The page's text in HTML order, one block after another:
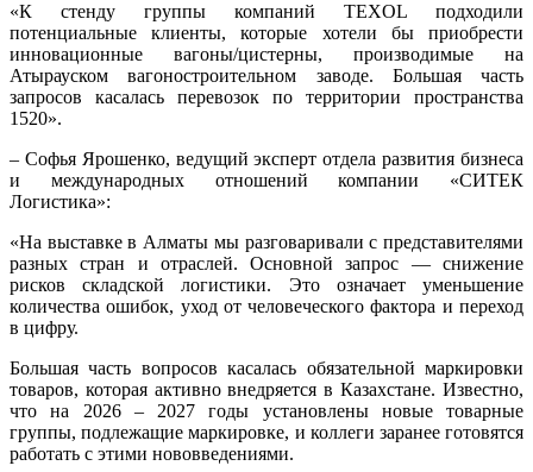
«К стенду группы компаний TEXOL подходили
потенциальные клиенты, которые хотели бы приобрести
инновационные вагоны/цистерны, производимые на
Атырауском вагоностроительном заводе. Большая часть
запросов касалась перевозок по территории пространства
1520».
– Софья Ярошенко, ведущий эксперт отдела развития бизнеса
и международных отношений компании «СИТЕК
Логистика»:
«На выставке в Алматы мы разговаривали с представителями
разных стран и отраслей. Основной запрос — снижение
рисков складской логистики. Это означает уменьшение
количества ошибок, уход от человеческого фактора и переход
в цифру.
Большая часть вопросов касалась обязательной маркировки
товаров, которая активно внедряется в Казахстане. Известно,
что на 2026 – 2027 годы установлены новые товарные
группы, подлежащие маркировке, и коллеги заранее готовятся
работать с этими нововведениями.